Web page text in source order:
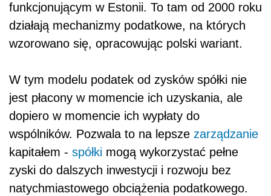
funkcjonującym w Estonii. To tam od 2000 roku
działają mechanizmy podatkowe, na których
wzorowano się, opracowując polski wariant.
W tym modelu podatek od zysków spółki nie
jest płacony w momencie ich uzyskania, ale
dopiero w momencie ich wypłaty do
wspólników. Pozwala to na lepsze zarządzanie
kapitałem - spółki mogą wykorzystać pełne
zyski do dalszych inwestycji i rozwoju bez
natychmiastowego obciążenia podatkowego.